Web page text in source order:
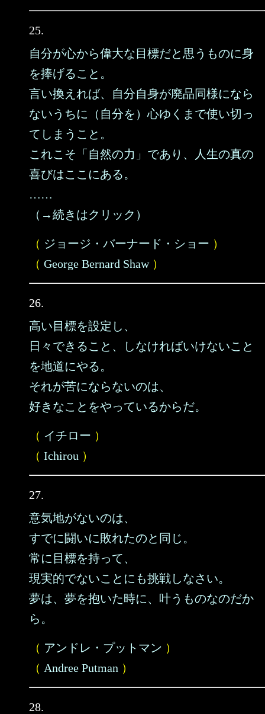
25.
自分が心から偉大な目標だと思うものに身
を捧げること。
言い換えれば、自分自身が廃品同様になら
ないうちに（自分を）心ゆくまで使い切っ
てしまうこと。
これこそ「自然の力」であり、人生の真の
喜びはここにある。
……
（→続きはクリック）
（ ジョージ・バーナード・ショー ）
（ George Bernard Shaw）
26.
高い目標を設定し、
日々できること、しなければいけないこと
を地道にやる。
それが苦にならないのは、
好きなことをやっているからだ。
（ イチロー ）
（ Ichirou ）
27.
意気地がないのは、
すでに闘いに敗れたのと同じ。
常に目標を持って、
現実的でないことにも挑戦しなさい。
夢は、夢を抱いた時に、叶うものなのだか
ら。
（ アンドレ・プットマン ）
（ Andree Putman ）
28.